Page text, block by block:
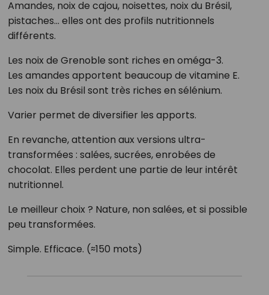
Amandes, noix de cajou, noisettes, noix du Brésil,
pistaches… elles ont des profils nutritionnels
différents.
Les noix de Grenoble sont riches en oméga-3.
Les amandes apportent beaucoup de vitamine E.
Les noix du Brésil sont très riches en sélénium.
Varier permet de diversifier les apports.
En revanche, attention aux versions ultra-
transformées : salées, sucrées, enrobées de
chocolat. Elles perdent une partie de leur intérêt
nutritionnel.
Le meilleur choix ? Nature, non salées, et si possible
peu transformées.
Simple. Efficace. (≈150 mots)